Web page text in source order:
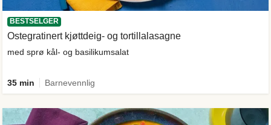
BESTSELGER
Ostegratinert kjøttdeig- og tortillalasagne
med sprø kål- og basilikumsalat
35 min Barnevennlig